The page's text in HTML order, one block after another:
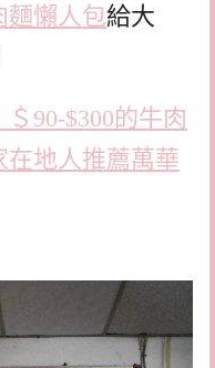
麵懶人包給大
90-$300的牛肉
地人推薦萬華